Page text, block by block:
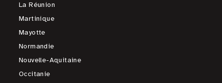
La Réunion
Martinique
Mayotte
Normandie
Nouvelle-Aquitaine
Occitanie